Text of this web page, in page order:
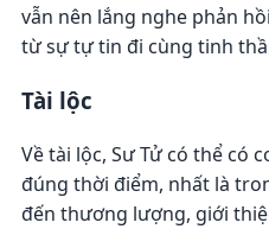
vẫn nên lắng nghe phản
từ sự tự tin đi cùng tinh
Tài lộc
Về tài lộc, Sư Tử có thể có
đúng thời điểm, nhất là
đến thương lượng, giới